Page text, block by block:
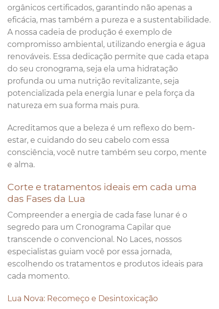
orgânicos certificados, garantindo não apenas a
eficácia, mas também a pureza e a sustentabilidade.
A nossa cadeia de produção é exemplo de
compromisso ambiental, utilizando energia e água
renováveis. Essa dedicação permite que cada etapa
do seu cronograma, seja ela uma hidratação
profunda ou uma nutrição revitalizante, seja
potencializada pela energia lunar e pela força da
natureza em sua forma mais pura.
Acreditamos que a beleza é um reflexo do bem-
estar, e cuidando do seu cabelo com essa
consciência, você nutre também seu corpo, mente
e alma.
Corte e tratamentos ideais em cada uma
das Fases da Lua
Compreender a energia de cada fase lunar é o
segredo para um Cronograma Capilar que
transcende o convencional. No Laces, nossos
especialistas guiam você por essa jornada,
escolhendo os tratamentos e produtos ideais para
cada momento.
Lua Nova: Recomeço e Desintoxicação